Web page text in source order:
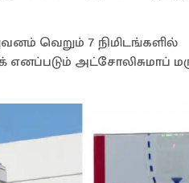
வெறும் 7 நிமிடங்களில்
எனப்படும் அட்சோலிசுமாப்